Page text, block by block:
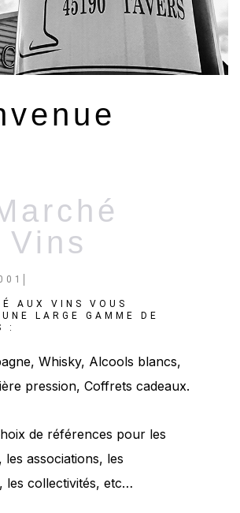
Vins
AUX VINS VOUS
UNE LARGE GAMME DE
:
Whisky, Alcools blancs,
pression, Coffrets cadeaux.
de références pour les
les associations, les
les collectivités, etc…